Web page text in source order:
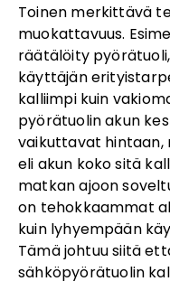
Toinen merkittävä
muokattavuus.
räätälöity
käyttäjän
kalliimpi kuin
pyörätuolin akun
vaikuttavat
eli akun koko sitä
matkan ajoon
on tehokkaammat
kuin lyhyempään
Tämä johtuu siitä
sähköpyörätuolin